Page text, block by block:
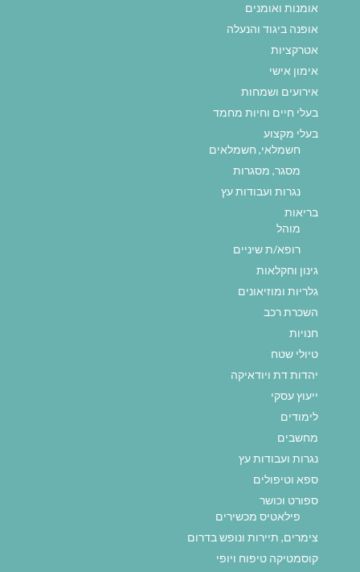
אומנות ואומנים
אופנה ביגוד והנעלה
אטרקציות
אימון אישי
אירועים ושמחות
בעלי חיים וחיות מחמד
בעלי מקצוע
חשמלאי, חשמלאים
מסגר, מסגרות
נגרות ועבודות עץ
בריאות
מוהל
רופא/ת שיניים
גינון וחקלאות
גלריות ומוזיאונים
השכרת רכב
חנויות
טיולי שטח
יהדות דת ויודאיקה
ייעוץ עסקי
לימודים
מחשבים
נגרות ועבודות עץ
ספא וטיפולים
ספורט וכושר
פילאטיס מכשירים
צימרים, תיירות ונופש בדרום
קוסמטיקה טיפוח ויופי